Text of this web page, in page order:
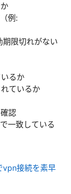
例:
期限切れがない
るか
ているか
認
一致している
vpn接続を素早